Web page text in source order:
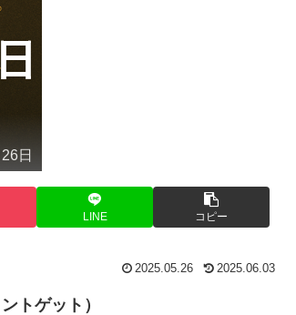
日
LINE コピー
2025.05.26 2025.06.03
トゲット）